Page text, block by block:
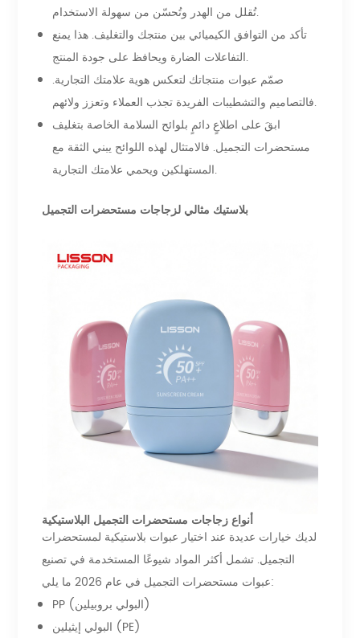
تُقلل من الهدر وتُحسّن من سهولة الاستخدام.
تأكد من التوافق الكيميائي بين منتجك والتغليف. هذا يمنع
التفاعلات الضارة ويحافظ على جودة المنتج.
صمّم عبوات منتجاتك لتعكس هوية علامتك التجارية.
فالتصاميم والتشطيبات الفريدة تجذب العملاء وتعزز ولائهم.
ابقَ على اطلاعٍ دائمٍ بلوائح السلامة الخاصة بتغليف
مستحضرات التجميل. فالامتثال لهذه اللوائح يبني الثقة مع
المستهلكين ويحمي علامتك التجارية.
بلاستيك مثالي لزجاجات مستحضرات التجميل
أنواع زجاجات مستحضرات التجميل البلاستيكية
لديك خيارات عديدة عند اختيار عبوات بلاستيكية لمستحضرات
التجميل. تشمل أكثر المواد شيوعًا المستخدمة في تصنيع
عبوات مستحضرات التجميل في عام 2026 ما يلي:
PP (البولي بروبيلين)
البولي إيثيلين (PE)